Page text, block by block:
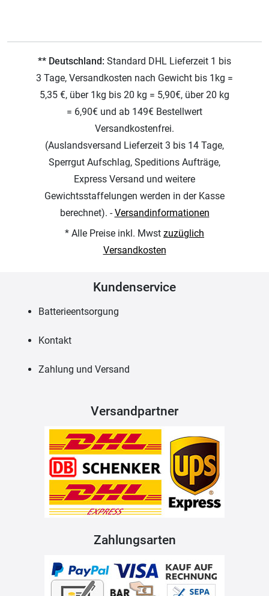
** Deutschland: Standard DHL Lieferzeit 1 bis
3 Tage, Versandkosten nach Gewicht bis 1kg =
5,35 €, über 1kg bis 20 kg = 5,90€, über 20 kg
= 6,90€ und ab 149€ Bestellwert
Versandkostenfrei.
(Auslandsversand Lieferzeit 3 bis 14 Tage,
Sperrgut Aufschlag, Speditions Aufträge,
Express Versand und weitere
Gewichtsstaffelungen werden in der Kasse
berechnet). -Versandinformationen
* Alle Preise inkl. Mwst zuzüglich
Versandkosten
Kundenservice
Batterieentsorgung
Kontakt
Zahlung und Versand
Versandpartner
Zahlungsarten